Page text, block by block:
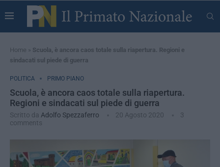
Home » Scuola, è ancora caos totale sulla riapertura. Regioni e
sindacati sul piede di guerra
POLITICA PRIMO PIANO
Scuola, è ancora caos totale sulla riapertura.
Regioni e sindacati sul piede di guerra
Scritto da Adolfo Spezzaferro 20 Agosto 2020
3
comments